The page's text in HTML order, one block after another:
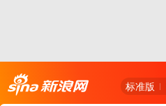
标准版